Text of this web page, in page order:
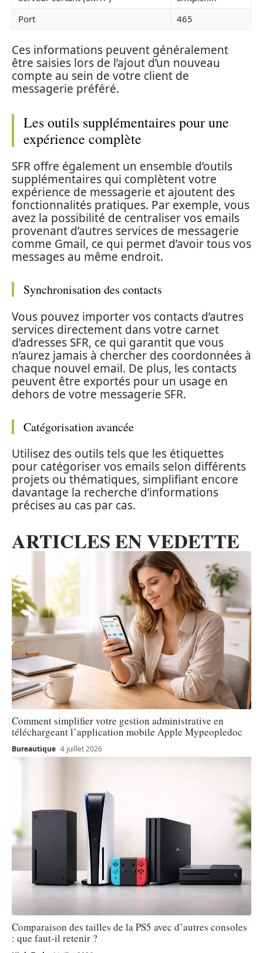
Port
465
Ces informations peuvent généralement
être saisies lors de l’ajout d’un nouveau
compte au sein de votre client de
messagerie préféré.
Les outils supplémentaires pour une
expérience complète
SFR offre également un ensemble d’outils
supplémentaires qui complètent votre
expérience de messagerie et ajoutent des
fonctionnalités pratiques. Par exemple, vous
avez la possibilité de centraliser vos emails
provenant d’autres services de messagerie
comme Gmail, ce qui permet d’avoir tous vos
messages au même endroit.
Synchronisation des contacts
Vous pouvez importer vos contacts d’autres
services directement dans votre carnet
d’adresses SFR, ce qui garantit que vous
n’aurez jamais à chercher des coordonnées à
chaque nouvel email. De plus, les contacts
peuvent être exportés pour un usage en
dehors de votre messagerie SFR.
Catégorisation avancée
Utilisez des outils tels que les étiquettes
pour catégoriser vos emails selon différents
projets ou thématiques, simplifiant encore
davantage la recherche d’informations
précises au cas par cas.
ARTICLES EN VEDETTE
Comment simplifier votre gestion administrative en
téléchargeant l’application mobile Apple Mypeopledoc
Bureautique 4 juillet 2026
Comparaison des tailles de la PS5 avec d’autres consoles
: que faut-il retenir ?